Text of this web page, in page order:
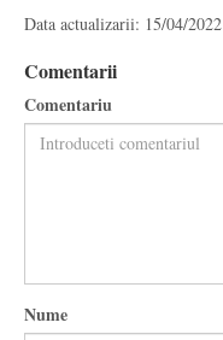
Data actualizarii: 15/04/2022
Comentarii
Comentariu
Nume